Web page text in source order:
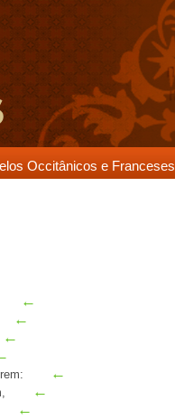
Occitânicos e Franceses
←
: ←
, ←